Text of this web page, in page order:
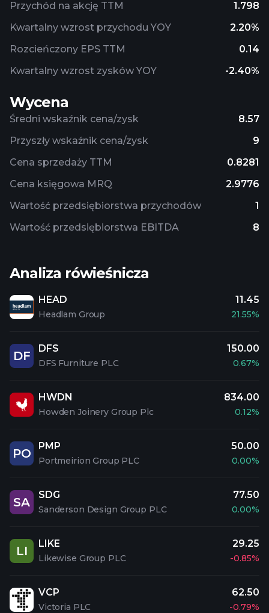
Przychód na akcję TTM
1.798
Kwartalny wzrost przychodu YOY
2.20%
Rozcieńczony EPS TTM
0.14
Kwartalny wzrost zysków YOY
-2.40%
Wycena
Średni wskaźnik cena/zysk
8.57
Przyszły wskaźnik cena/zysk
9
Cena sprzedaży TTM
0.8281
Cena księgowa MRQ
2.9776
Wartość przedsiębiorstwa przychodów
1
Wartość przedsiębiorstwa EBITDA
8
Analiza rówieśnicza
HEAD
Headlam Group
11.45
21.55%
DF
DFS
DFS Furniture PLC
150.00
0.67%
HWDN
Howden Joinery Group Plc
834.00
0.12%
PO
PMP
Portmeirion Group PLC
50.00
0.00%
SA
SDG
Sanderson Design Group PLC
77.50
0.00%
LI
LIKE
Likewise Group PLC
29.25
-0.85%
VCP
Victoria PLC
62.50
-0.79%